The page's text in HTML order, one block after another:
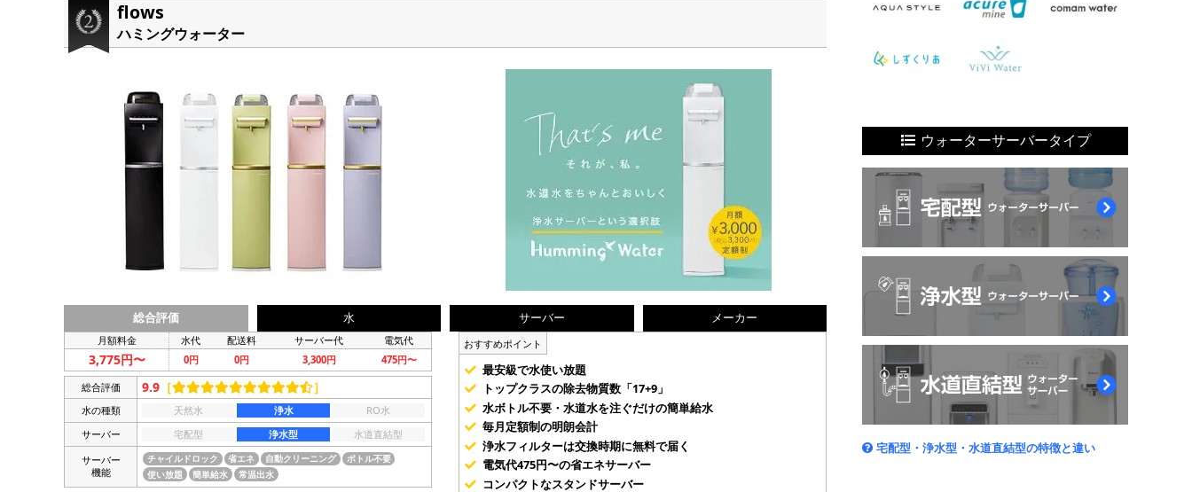
flows
ハミングウォーター
総合評価 水 サーバー メーカー
月額料金 水代 配送料 サーバー代 電気代
3,775円〜 0円 0円 3,300円 475円〜
総合評価 9.9 ［ ］
水の種類 天然水 浄水
RO水
サーバー
宅配型 浄水型
水道直結型
サーバー
機能
チャイルドロック 省エネ 自動クリーニング
ボトル不要
使い放題
簡単給水 常温出水
おすすめポイント
最安級で水使い放題
トップクラスの除去物質数「17+9」
水ボトル不要・水道水を注ぐだけの簡単給水
毎月定額制の明朗会計
浄水フィルターは交換時期に無料で届く
電気代475円〜の省エネサーバー
コンパクトなスタンドサーバー
ウォーターサーバータイプ
宅配型・浄水型・水道直結型の特徴と違い